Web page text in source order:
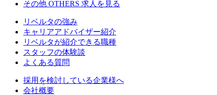
その他 OTHERS 求人を見る
リベルタの強み
キャリアアドバイザー紹介
リベルタが紹介できる職種
スタッフの体験談
よくある質問
採用を検討している企業様へ
会社概要